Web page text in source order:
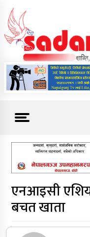
content
News For Nepal
एनआइसी
बचत खाता